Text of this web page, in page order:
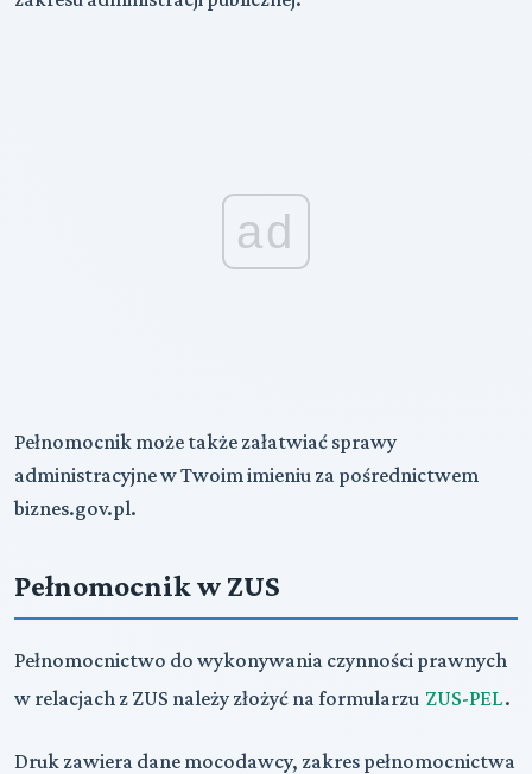
ad
Pełnomocnik może także załatwiać sprawy
administracyjne w Twoim imieniu za pośrednictwem
biznes.gov.pl.
Pełnomocnik w ZUS
Pełnomocnictwo do wykonywania czynności prawnych
w relacjach z ZUS należy złożyć na formularzu ZUS-PEL.
Druk zawiera dane mocodawcy, zakres pełnomocnictwa